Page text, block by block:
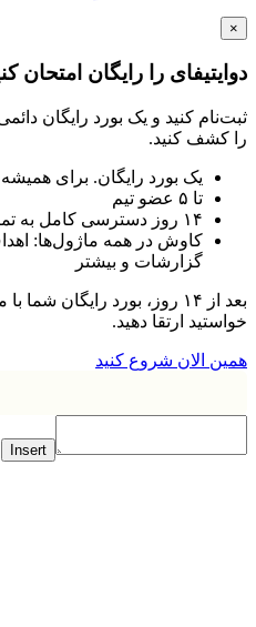
را رایگان امتحان کنید
کنید و یک بورد رایگان دائمی
کنید.
یک بورد رایگان. برای همیشه
۱۴ روز دسترسی کامل به تمامی امکانات تجاری
کاوش در همه ماژول‌ها: اهداف،
گزارشات و بیشتر
بعد از ۱۴ روز، بورد رایگان شما با
ارتقا دهید.
الان شروع کنید
Insert